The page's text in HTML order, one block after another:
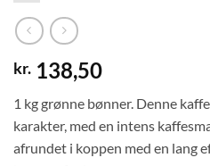
kr. 138,50
1 kg grønne bønner. Denne
karakter, med en intens
afrundet i koppen med en lang